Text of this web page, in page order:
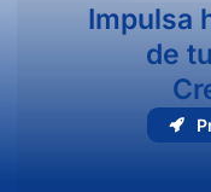
Impulsa
de
P